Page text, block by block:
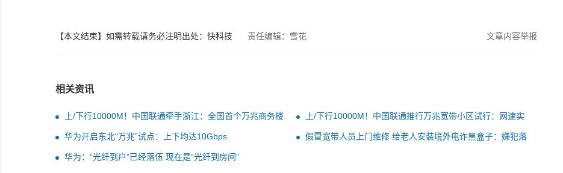
【本文结束】如需转载请务必注明出处：快科技 责任编辑：雪花 文章内容举报
相关资讯
上/下行10000M！中国联通牵手浙江：全国首个万兆商务楼
宇落地宁波
上/下行10000M！中国联通推行万兆宽带小区试行：网速实
测太惊叹
华为开启东北“万兆”试点：上下均达10Gbps
假冒宽带人员上门维修 给老人安装境外电诈黑盒子：嫌犯落
华为：“光纤到户”已经落伍 现在是“光纤到房间”